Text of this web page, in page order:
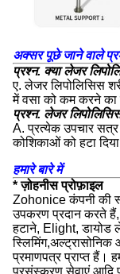
अक्सर पूछे जाने वाले
प्रश्न. क्या लेजर
ए. लेजर लिपोलिसिस
में वसा को कम करने का
प्रश्न. लेजर
A. प्रत्येक उपचार सत्र
कोशिकाओं को हटा
हमारे बारे में
* ज़ोहनीस प्रोफ़ाइल
Zohonice कंपनी की
उपकरण प्रदान करते
हटाने, Elight, डायोड
प्रमाणपत्र प्राप्त हैं।
प्रसंस्करण सेवाएं आदि